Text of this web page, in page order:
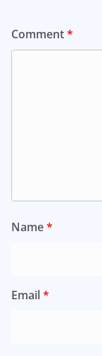
Comment*
Name*
Email*